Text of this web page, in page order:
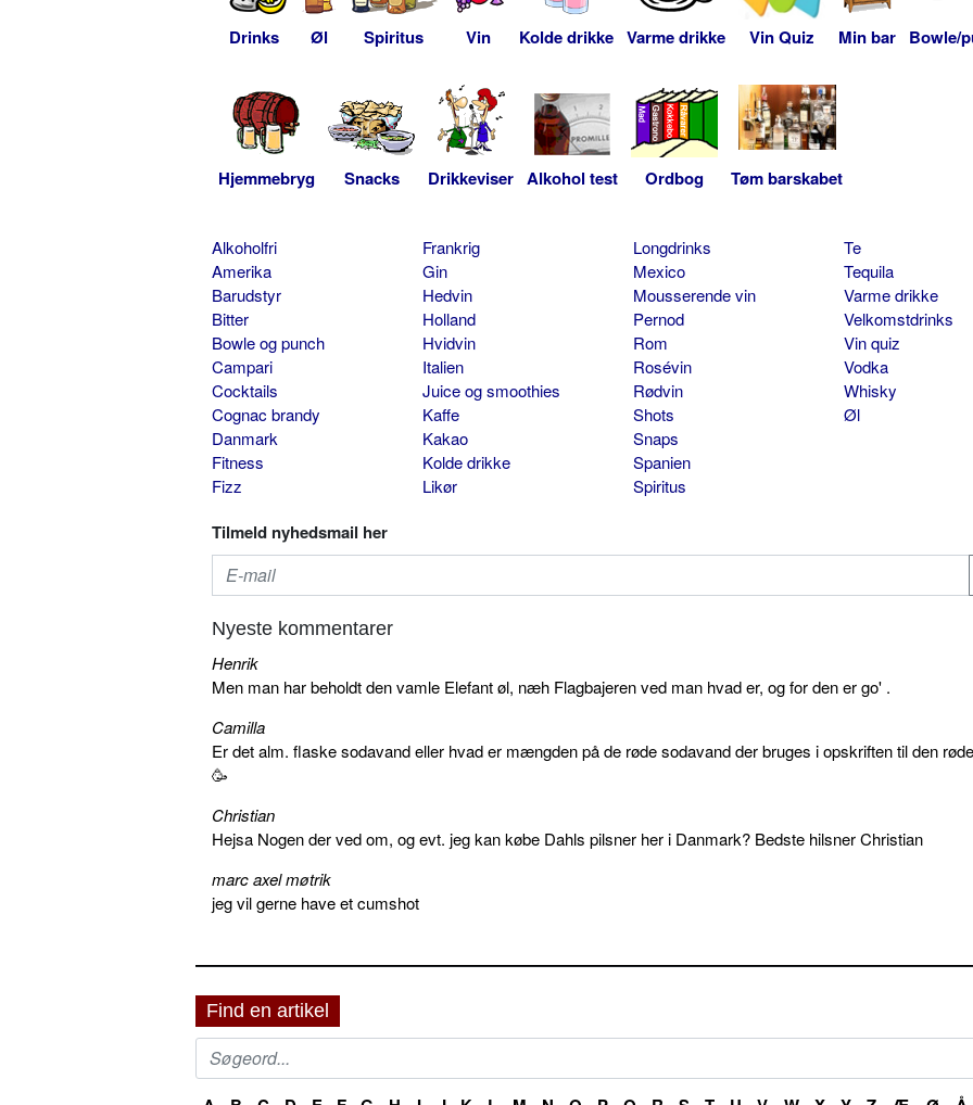
Drinks Øl Spiritus Vin Kolde drikke Varme drikke Vin Quiz Min bar Bowle/
Hjemmebryg Snacks Drikkeviser Alkohol test Ordbog Tøm barskabet
Alkoholfri
Amerika
Barudstyr
Bitter
Bowle og punch
Campari
Cocktails
Cognac brandy
Danmark
Fitness
Fizz
Frankrig
Gin
Hedvin
Holland
Hvidvin
Italien
Juice og smoothies
Kaffe
Kakao
Kolde drikke
Likør
Longdrinks
Mexico
Mousserende vin
Pernod
Rom
Rosévin
Rødvin
Shots
Snaps
Spanien
Spiritus
Te
Tequila
Varme drikke
Velkomstdrinks
Vin quiz
Vodka
Whisky
Øl
Tilmeld nyhedsmail her
Nyeste kommentarer
Henrik
Men man har beholdt den vamle Elefant øl, næh Flagbajeren ved man hvad er, og for den er go' .
Camilla
Er det alm. flaske sodavand eller hvad er mængden på de røde sodavand der bruges i opskriften til den
🥳
Christian
Hejsa Nogen der ved om, og evt. jeg kan købe Dahls pilsner her i Danmark? Bedste hilsner Christian
marc axel møtrik
jeg vil gerne have et cumshot
Find en artikel